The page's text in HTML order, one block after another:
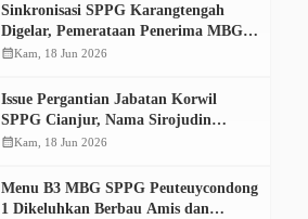
Sinkronisasi SPPG Karangtengah
Digelar, Pemerataan Penerima MBG
Mengacu Peta Geospasial
calendar_monthKam, 18 Jun 2026
Issue Pergantian Jabatan Korwil
SPPG Cianjur, Nama Sirojudin
Muncul di Draft Akta Yayasan MBG
calendar_monthKam, 18 Jun 2026
Menu B3 MBG SPPG Peuteuycondong
1 Dikeluhkan Berbau Amis dan